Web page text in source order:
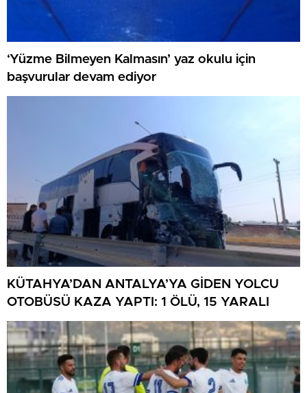
‘Yüzme Bilmeyen Kalmasın’ yaz okulu için
başvurular devam ediyor
KÜTAHYA’DAN ANTALYA’YA GİDEN YOLCU
OTOBÜSÜ KAZA YAPTI: 1 ÖLÜ, 15 YARALI